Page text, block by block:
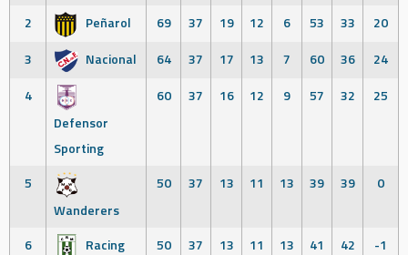
2 Peñarol 69 37 19 12 6 53 33
20
3
Nacional 64 37 17 13 7 60 36
24
4
Defensor
Sporting
60 37 16 12 9 57 32 25
5
Wanderers
50 37 13 11 13 39 39 0
6 Racing 50 37 13 11 13 41 42
-1